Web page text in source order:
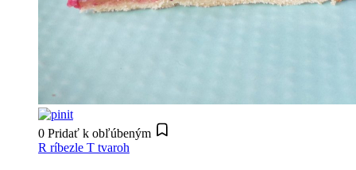
0 Pridať k obľúbeným
R ríbezle T tvaroh